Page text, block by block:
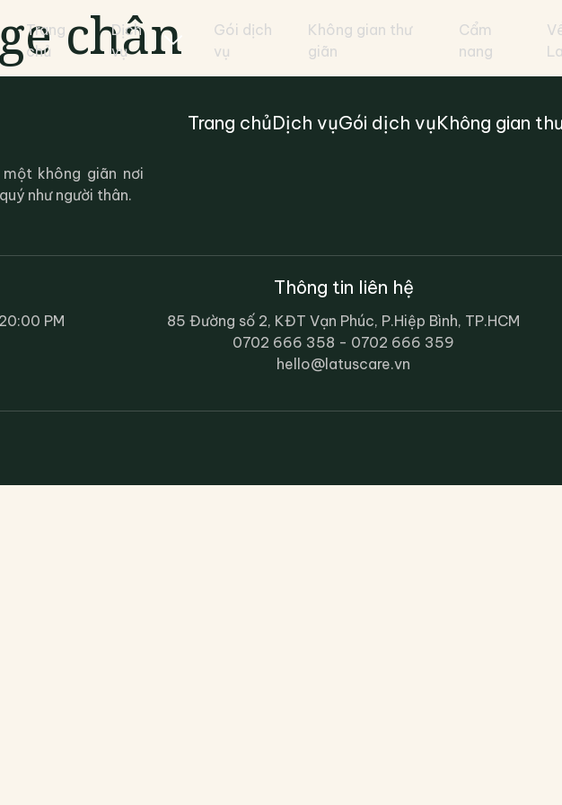
Trang
chủ
Dịch
vụ
Gói dịch
vụ
Không gian thư
giãn
Cẩm
nang
chân
không giãn nơi
như người thân.
Trang chủDịch vụGói dịch vụKhông gian
PM
Thông tin liên hệ
85 Đường số 2, KĐT Vạn Phúc, P.Hiệp Bình, TP.HCM
0702 666 358 - 0702 666 359
hello@latuscare.vn